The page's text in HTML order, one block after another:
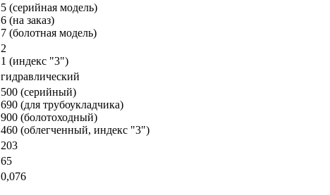
5 (серийная модель)
6 (на заказ)
7 (болотная модель)
2
1 (индекс "3")
гидравлический
500 (серийный)
690 (для трубоукладчика)
900 (болотоходный)
460 (облегченный, индекс "3")
203
65
0,076